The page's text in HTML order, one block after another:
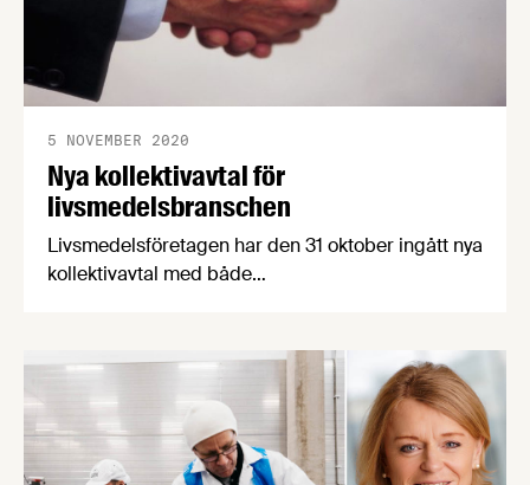
Nya kollektivavtal för
livsmedelsbranschen
5 NOVEMBER 2020
Livsmedelsföretagen har den 31 oktober ingått nya
kollektivavtal med både
och Ledarna, våra motparter på
tjänstemannasidan. För att förklara avtalens
innehåll och de förändringar de innebär har
Livsmedelsföretagens förhandlingschef skrivit
sammanfattande cirkulär.